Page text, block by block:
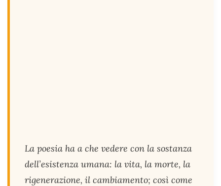
La poesia ha a che vedere con la sostanza
dell’esistenza umana: la vita, la morte, la
rigenerazione, il cambiamento; così come